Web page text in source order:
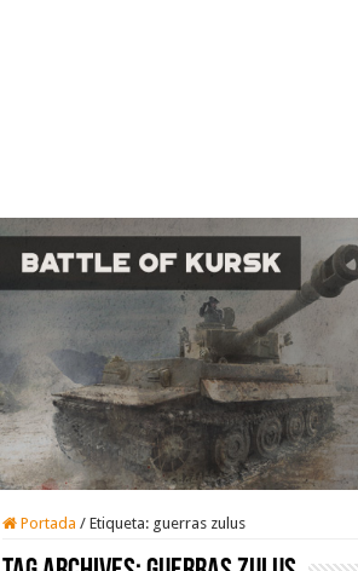
Portada / Etiqueta: guerras zulus